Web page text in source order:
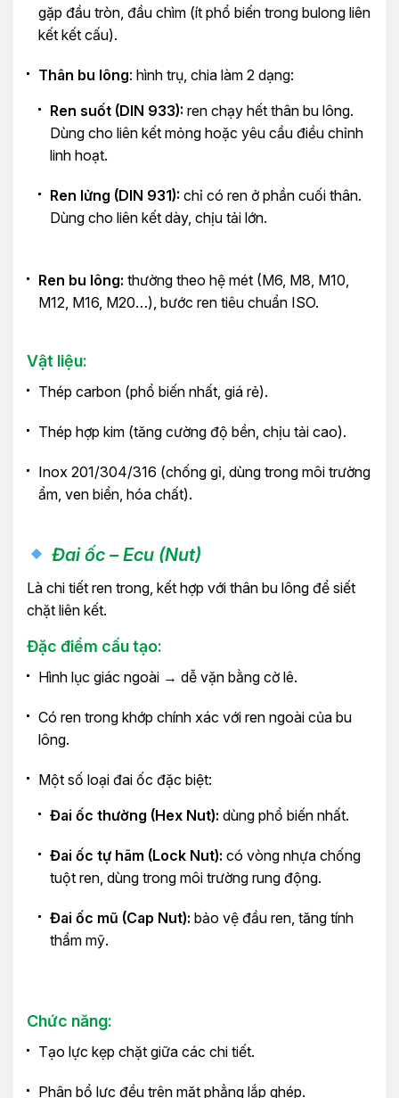
gặp đầu tròn, đầu chìm (ít phổ biến trong bulong liên
kết kết cấu).
Thân bu lông: hình trụ, chia làm 2 dạng:
Ren suốt (DIN 933): ren chạy hết thân bu lông.
Dùng cho liên kết mỏng hoặc yêu cầu điều chỉnh
linh hoạt.
Ren lửng (DIN 931): chỉ có ren ở phần cuối thân.
Dùng cho liên kết dày, chịu tải lớn.
Ren bu lông: thường theo hệ mét (M6, M8, M10,
M12, M16, M20…), bước ren tiêu chuẩn ISO.
Vật liệu:
Thép carbon (phổ biến nhất, giá rẻ).
Thép hợp kim (tăng cường độ bền, chịu tải cao).
Inox 201/304/316 (chống gỉ, dùng trong môi trường
ẩm, ven biển, hóa chất).
Đai ốc – Ecu (Nut)
Là chi tiết ren trong, kết hợp với thân bu lông để siết
chặt liên kết.
Đặc điểm cấu tạo:
Hình lục giác ngoài → dễ vặn bằng cờ lê.
Có ren trong khớp chính xác với ren ngoài của bu
lông.
Một số loại đai ốc đặc biệt:
Đai ốc thường (Hex Nut): dùng phổ biến nhất.
Đai ốc tự hãm (Lock Nut): có vòng nhựa chống
tuột ren, dùng trong môi trường rung động.
Đai ốc mũ (Cap Nut): bảo vệ đầu ren, tăng tính
thẩm mỹ.
Chức năng:
Tạo lực kẹp chặt giữa các chi tiết.
Phân bổ lực đều trên mặt phẳng lắp ghép.